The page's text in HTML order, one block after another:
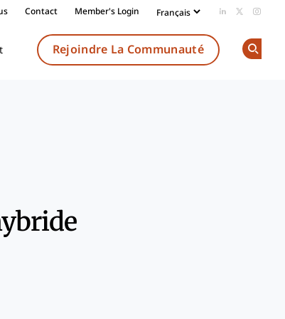
Contact Member's Login Add us on
Follow
Rejoindre La Communauté
Share